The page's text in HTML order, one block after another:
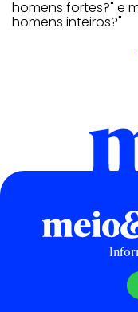
homens fortes?" e
homens inteiros?"